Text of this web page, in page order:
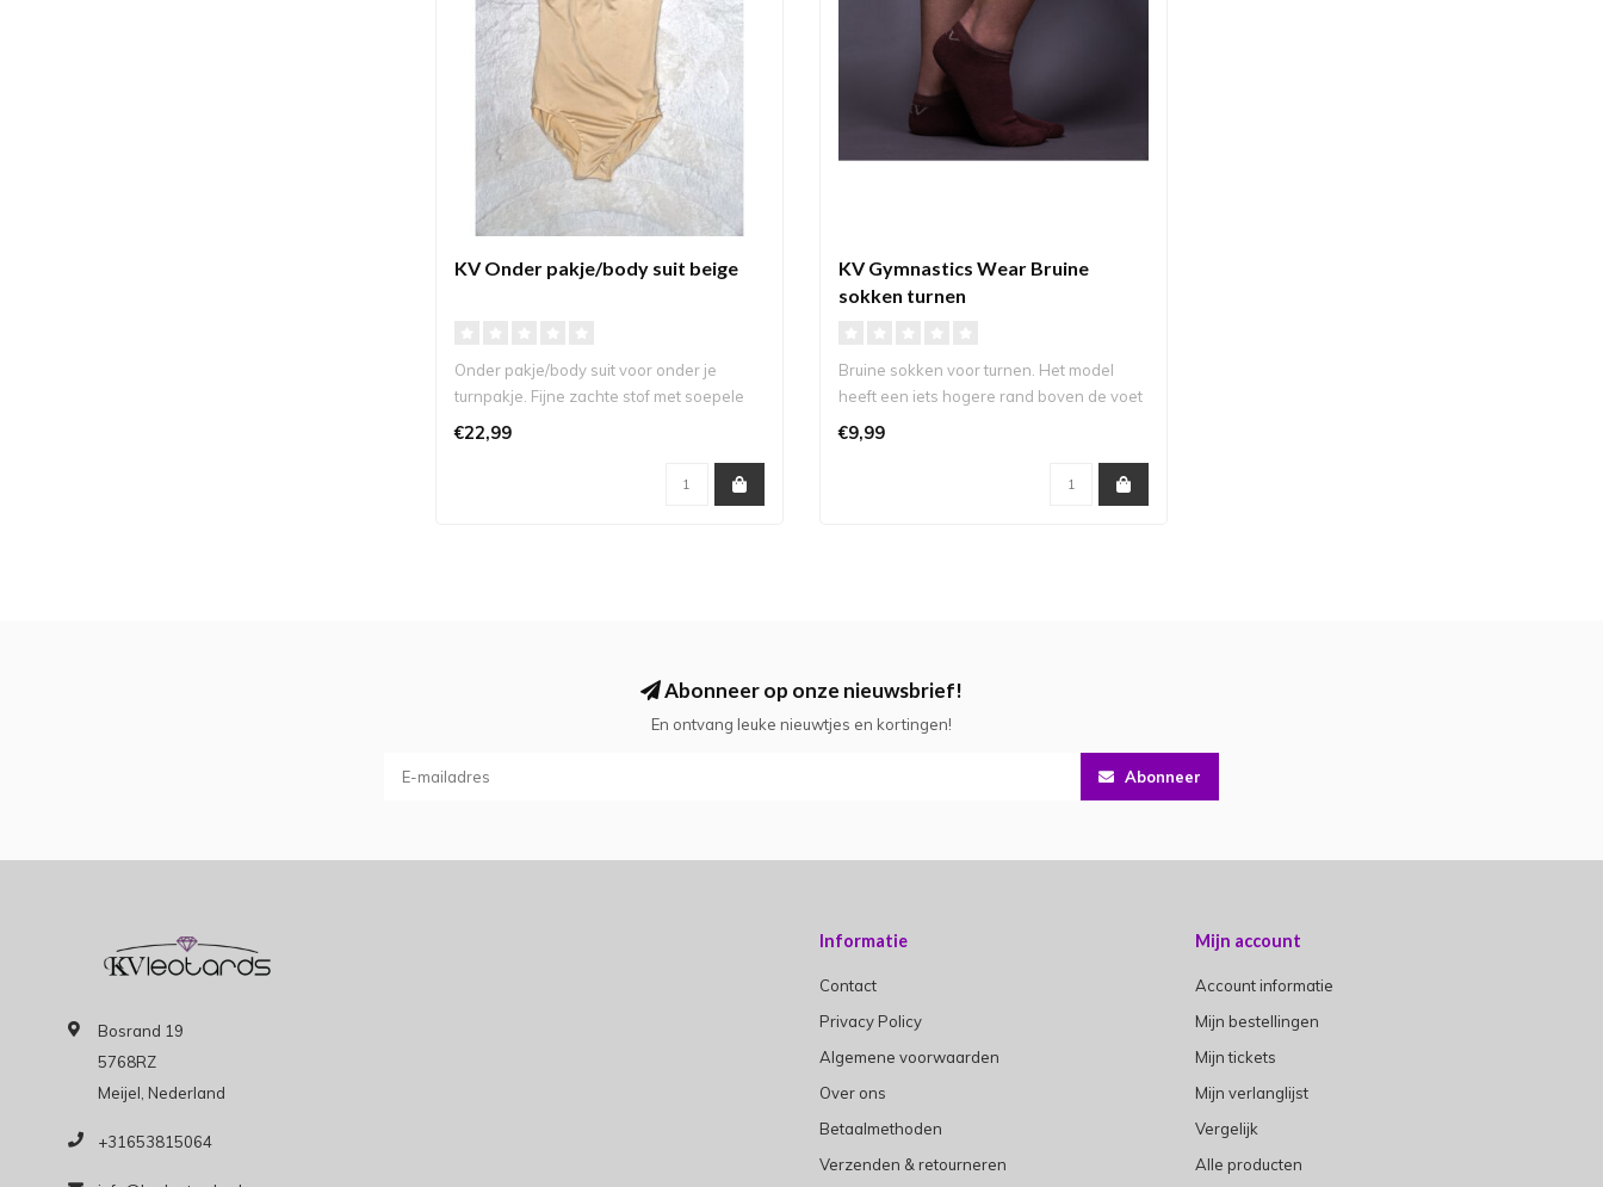
KV Onder pakje/body suit beige
Onder pakje/body suit voor onder je
turnpakje. Fijne zachte stof met soepele
nad..
€22,99
KV Gymnastics Wear Bruine
sokken turnen
Bruine sokken voor turnen. Het model
heeft een iets hogere rand boven de voet
wa..
€9,99
Abonneer op onze nieuwsbrief!
En ontvang leuke nieuwtjes en kortingen!
Abonneer
Bosrand 19
5768RZ
Meijel, Nederland
+31653815064
Informatie
Contact
Privacy Policy
Algemene voorwaarden
Over ons
Betaalmethoden
Verzenden & retourneren
Mijn account
Account informatie
Mijn bestellingen
Mijn tickets
Mijn verlanglijst
Vergelijk
Alle producten